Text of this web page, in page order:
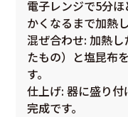
電子レンジで5分
かくなるまで加熱し
混ぜ合わせ: 加熱
たもの）と塩昆布
す。
仕上げ: 器に盛り
完成です。